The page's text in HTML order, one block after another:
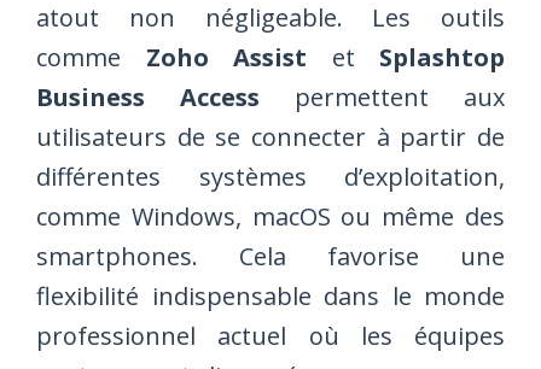
atout non négligeable. Les outils
comme Zoho Assist et Splashtop
Business Access permettent aux
utilisateurs de se connecter à partir de
différentes systèmes d’exploitation,
comme Windows, macOS ou même des
smartphones. Cela favorise une
flexibilité indispensable dans le monde
professionnel actuel où les équipes